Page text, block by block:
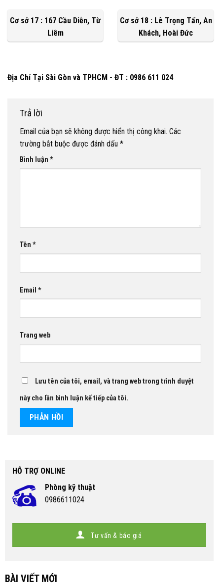
Cơ sở 17 : 167 Cầu Diễn, Từ
Liêm
Cơ sở 18 : Lê Trọng Tấn, An
Khách, Hoài Đức
Địa Chỉ Tại Sài Gòn và TPHCM - ĐT : 0986 611 024
Trả lời
Email của bạn sẽ không được hiển thị công khai. Các
trường bắt buộc được đánh dấu *
Bình luận *
Tên *
Email *
Trang web
Lưu tên của tôi, email, và trang web trong trình duyệt
này cho lần bình luận kế tiếp của tôi.
HỖ TRỢ ONLINE
Phòng kỹ thuật
0986611024
Tư vấn & báo giá
BÀI VIẾT MỚI